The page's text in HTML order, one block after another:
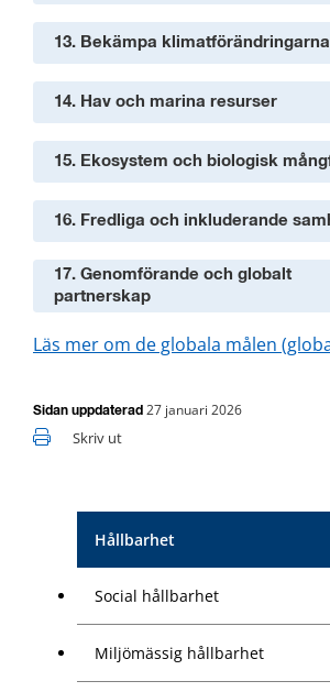
Hållbarhet
Social hållbarhet
Miljömässig hållbarhet
13. Bekämpa klimatförändringarna
14. Hav och marina resurser
15. Ekosystem och biologisk
16. Fredliga och inkluderande
17. Genomförande och globalt
partnerskap
Läs mer om de globala målen
Sidan uppdaterad 27 januari 2026
Skriv ut